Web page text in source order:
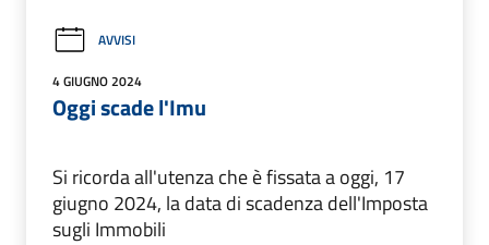
AVVISI
4 GIUGNO 2024
Oggi scade l'Imu
Si ricorda all'utenza che è fissata a oggi, 17
giugno 2024, la data di scadenza dell'Imposta
sugli Immobili